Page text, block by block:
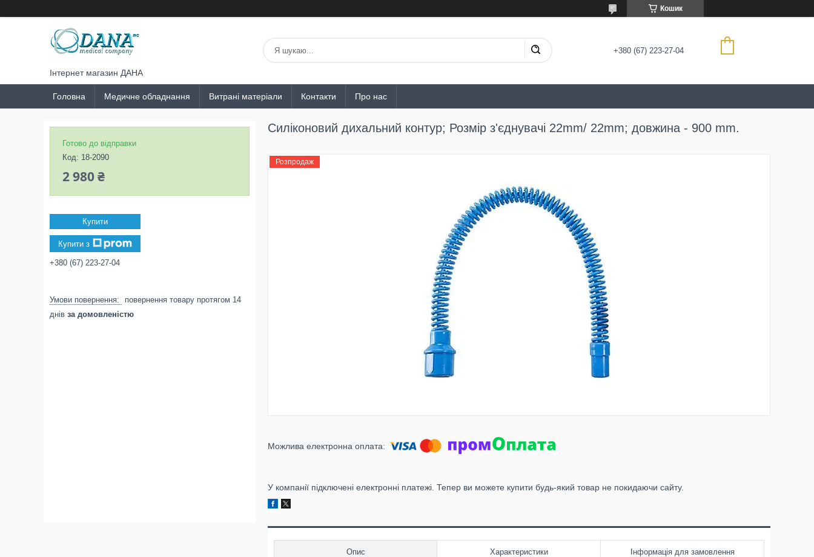
Кошик
Інтернет магазин ДАНА
+380 (67) 223-27-04
Головна Медичне обладнання Витрані матеріали Контакти Про нас
Силіконовий дихальний контур; Розмір з'єднувачі 22mm/ 22mm; довжина - 900 mm.
Розпродаж
У компанії підключені електронні платежі. Тепер ви можете купити будь-який товар не покидаючи сайту.
Опис Характеристики Інформація для замовлення
Готово до відправки
Код: 18-2090
2 980 ₴
Купити
Купити з
+380 (67) 223-27-04
повернення товару протягом 14
днів за домовленістю